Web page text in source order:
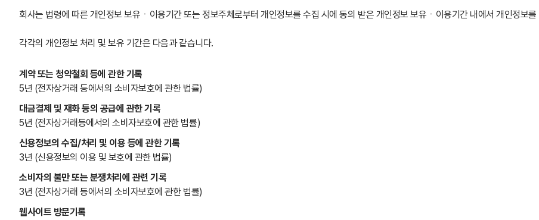
회사는 법령에 따른 개인정보 보유ㆍ이용기간 또는 정보주체로부터 개인정보를 수집 시에 동의 받은 개인정보 보유ㆍ이용기간 내에서 개인정보
각각의 개인정보 처리 및 보유 기간은 다음과 같습니다.
계약 또는 청약철회 등에 관한 기록
5년 (전자상거래 등에서의 소비자보호에 관한 법률)
대금결제 및 재화 등의 공급에 관한 기록
5년 (전자상거래등에서의 소비자보호에 관한 법률)
신용정보의 수집/처리 및 이용 등에 관한 기록
3년 (신용정보의 이용 및 보호에 관한 법률)
소비자의 불만 또는 분쟁처리에 관련 기록
3년 (전자상거래 등에서의 소비자보호에 관한 법률)
웹사이트 방문기록